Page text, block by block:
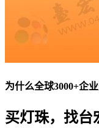
为什么全球3000+企
买灯珠，找台